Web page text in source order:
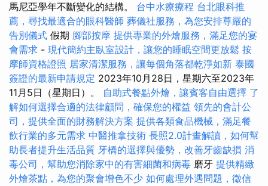
馬尼亞學年不斷變化的結構。 台中水療療程 台北眼科推
薦，尋找最適合的眼科醫師 葬儀社服務，為您安排尊嚴的
告別儀式 假期 腳部按摩 提供專業的外燴服務，滿足您的宴
會需求 - 現代簡約主臥室設計，讓您的睡眠空間更放鬆 按
摩師資格證照 居家清潔服務，讓每個角落都乾淨如新 泰國
簽證的最新申請規定 2023年10月28日，星期六至2023年
11月5日（星期日）。 自助式餐點外燴，讓賓客自由選擇 了
解如何選擇合適的法律顧問，確保您的權益 領先的會計公
司，提供全面的財務解決方案 提供各類食品機械，滿足餐
飲行業的多元需求 中醫推拿技術 長照2.0計畫解讀，如何幫
助長者提升生活品質 牙橋的選擇與優勢，改善牙齒缺損 消
毒公司，幫助您消除家中的有害細菌和病毒 磨牙 提供精緻
外燴茶點，為您的聚會增色不少 如何處理外遇問題，徵信